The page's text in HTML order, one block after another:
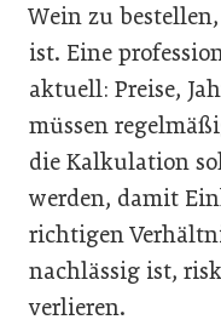
Wein zu
ist. Eine
aktuell: Preise,
müssen
die Kalkulation
werden, damit
richtigen
nachlässig ist,
verlieren.